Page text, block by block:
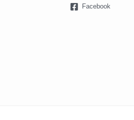
Facebook